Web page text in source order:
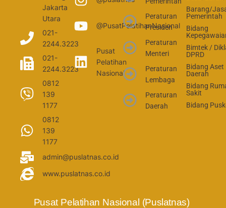
Jakarta
Utara
021-
2244.3223
021-
2244.3223
0812
139
1177
0812
139
1177
admin@puslatnas.co.id
www.puslatnas.co.id
@PusatPelatihanNasional
Pusat
Pelatihan
Nasional
Peraturan
Presiden
Peraturan
Menteri
Peraturan
Lembaga
Peraturan
Daerah
Barang/
Pemerintah
Bidang
Bimtek /
DPRD
Bidang Aset
Daerah
Bidang
Sakit
Bidang
Pusat Pelatihan Nasional (Puslatnas)